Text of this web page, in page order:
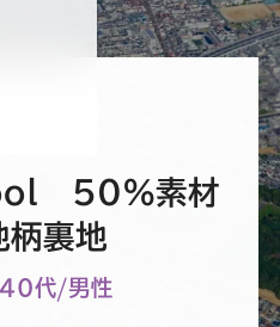
ダ
ー
ダ
ー
50％素材
柄裏地
代/男性